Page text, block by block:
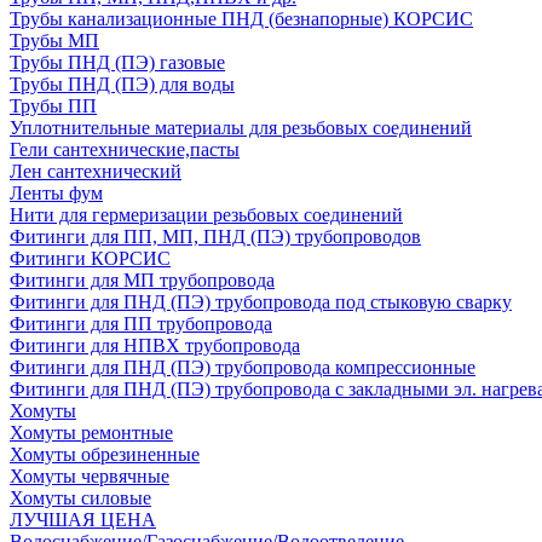
Трубы канализационные ПНД (безнапорные) КОРСИС
Трубы МП
Трубы ПНД (ПЭ) газовые
Трубы ПНД (ПЭ) для воды
Трубы ПП
Уплотнительные материалы для резьбовых соединений
Гели сантехнические,пасты
Лен сантехнический
Ленты фум
Нити для гермеризации резьбовых соединений
Фитинги для ПП, МП, ПНД (ПЭ) трубопроводов
Фитинги КОРСИС
Фитинги для МП трубопровода
Фитинги для ПНД (ПЭ) трубопровода под стыковую сварку
Фитинги для ПП трубопровода
Фитинги для НПВХ трубопровода
Фитинги для ПНД (ПЭ) трубопровода компрессионные
Фитинги для ПНД (ПЭ) трубопровода с закладными эл.
Хомуты
Хомуты ремонтные
Хомуты обрезиненные
Хомуты червячные
Хомуты силовые
ЛУЧШАЯ ЦЕНА